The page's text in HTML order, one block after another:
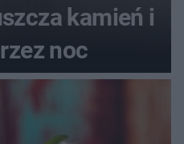
kamień i
noc